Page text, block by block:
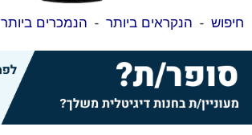
חיפוש - הנקראים ביותר - הנמכרים ביותר